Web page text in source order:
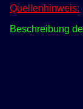
Quellenhinweis:
Beschreibung